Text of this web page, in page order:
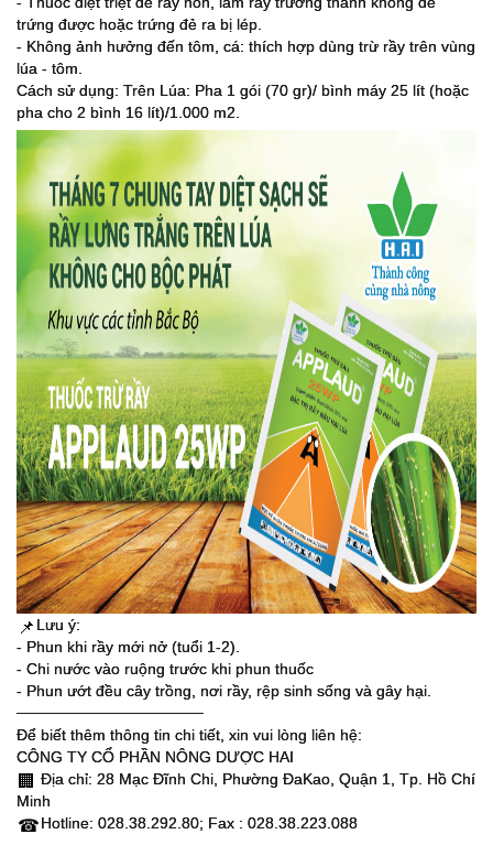
trứng được hoặc trứng đẻ ra bị lép.
- Không ảnh hưởng đến tôm, cá: thích hợp dùng trừ rầy trên vùng
lúa - tôm.
Cách sử dụng: Trên Lúa: Pha 1 gói (70 gr)/ bình máy 25 lít (hoặc
pha cho 2 bình 16 lít)/1.000 m2.
📌 Lưu ý:
- Phun khi rầy mới nở (tuổi 1-2).
- Chi nước vào ruộng trước khi phun thuốc
- Phun ướt đều cây trồng, nơi rầy, rệp sinh sống và gây hại.
─────────────────
Để biết thêm thông tin chi tiết, xin vui lòng liên hệ:
CÔNG TY CỔ PHẦN NÔNG DƯỢC HAI
🏢 Địa chỉ: 28 Mạc Đĩnh Chi, Phường ĐaKao, Quận 1, Tp. Hồ Chí
Minh
☎Hotline: 028.38.292.80; Fax : 028.38.223.088